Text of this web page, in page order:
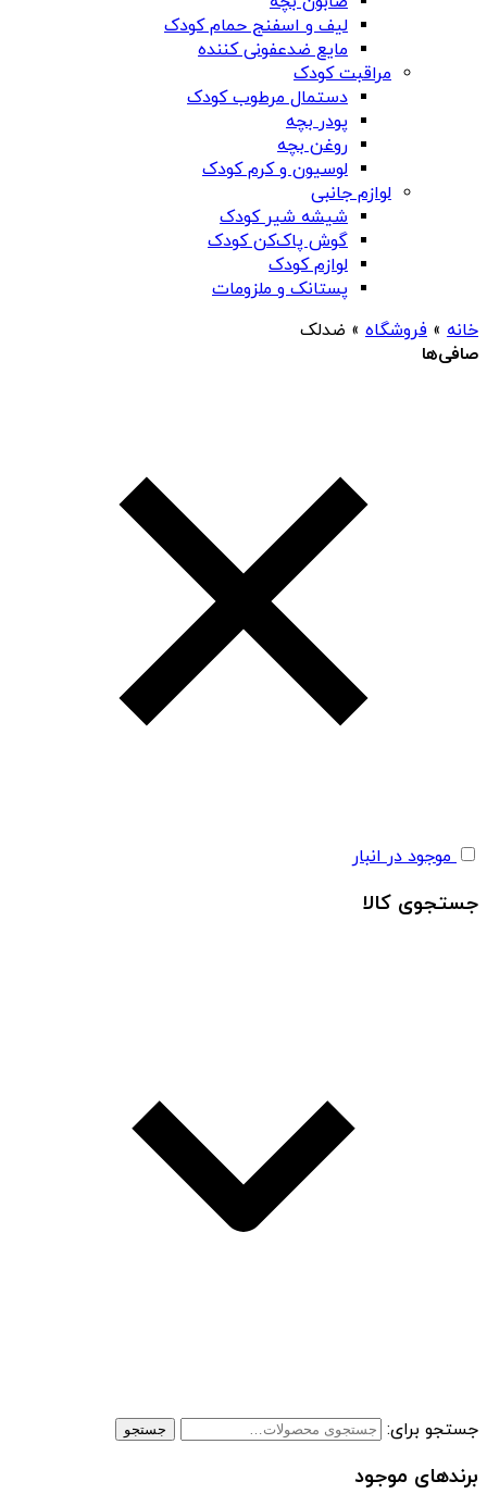
لیف و اسفنج حمام کودک
مایع ضدعفونی کننده
مراقبت کودک
دستمال مرطوب کودک
پودر بچه
روغن بچه
لوسیون و کرم کودک
لوازم جانبی
شیشه شیر کودک
گوش پاک‌کن کودک
لوازم کودک
پستانک و ملزومات
خانه » فروشگاه » ضدلک
صافی‌ها
موجود در انبار
جستجوی کالا
جستجو برای: جستجو
برندهای موجود